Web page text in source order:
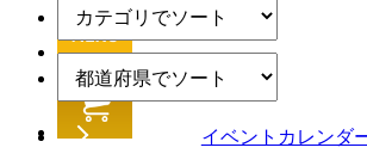
イベントカレンダ